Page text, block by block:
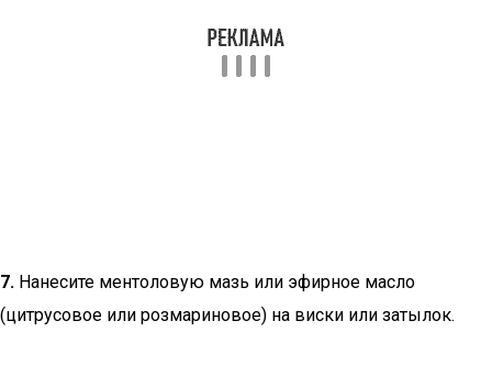
7. Нанесите ментоловую мазь или эфирное масло
(цитрусовое или розмариновое) на виски или затылок.